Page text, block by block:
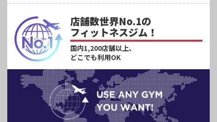
店舗数世界No.1の
フィットネスジム！
国内1,200店舗以上、
どこでも利用OK